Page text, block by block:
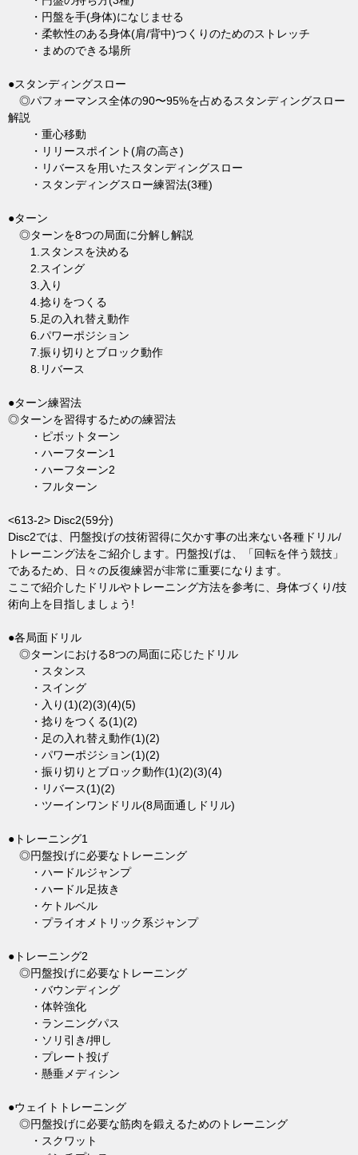
・円盤を手(身体)になじませる
・柔軟性のある身体(肩/背中)つくりのためのストレッチ
・まめのできる場所
●スタンディングスロー
◎パフォーマンス全体の90〜95%を占めるスタンディングスロー
解説
・重心移動
・リリースポイント(肩の高さ)
・リバースを用いたスタンディングスロー
・スタンディングスロー練習法(3種)
●ターン
◎ターンを8つの局面に分解し解説
1.スタンスを決める
2.スイング
3.入り
4.捻りをつくる
5.足の入れ替え動作
6.パワーポジション
7.振り切りとブロック動作
8.リバース
●ターン練習法
◎ターンを習得するための練習法
・ピボットターン
・ハーフターン1
・ハーフターン2
・フルターン
<613-2> Disc2(59分)
Disc2では、円盤投げの技術習得に欠かす事の出来ない各種ドリル/
トレーニング法をご紹介します。円盤投げは、「回転を伴う競技」
であるため、日々の反復練習が非常に重要になります。
ここで紹介したドリルやトレーニング方法を参考に、身体づくり/技
術向上を目指しましょう!
●各局面ドリル
◎ターンにおける8つの局面に応じたドリル
・スタンス
・スイング
・入り(1)(2)(3)(4)(5)
・捻りをつくる(1)(2)
・足の入れ替え動作(1)(2)
・パワーポジション(1)(2)
・振り切りとブロック動作(1)(2)(3)(4)
・リバース(1)(2)
・ツーインワンドリル(8局面通しドリル)
●トレーニング1
◎円盤投げに必要なトレーニング
・ハードルジャンプ
・ハードル足抜き
・ケトルベル
・プライオメトリック系ジャンプ
●トレーニング2
◎円盤投げに必要なトレーニング
・バウンディング
・体幹強化
・ランニングパス
・ソリ引き/押し
・プレート投げ
・懸垂メディシン
●ウェイトトレーニング
◎円盤投げに必要な筋肉を鍛えるためのトレーニング
・スクワット